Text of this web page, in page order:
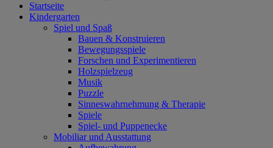
Startseite
Kindergarten
Spiel und Spaß
Bauen & Konstruieren
Bewegungsspiele
Forschen und Experimentieren
Holzspielzeug
Musik
Puzzle
Sinneswahrnehmung & Therapie
Spiele
Spiel- und Puppenecke
Mobiliar und Ausstattung